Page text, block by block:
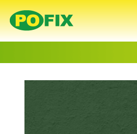
Skip
to
content
Proizvodi